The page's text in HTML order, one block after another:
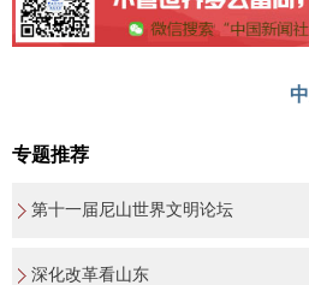
专题推荐
第十一届尼山世界文明论坛
深化改革看山东